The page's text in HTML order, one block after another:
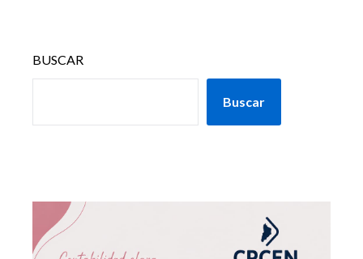
BUSCAR
Buscar